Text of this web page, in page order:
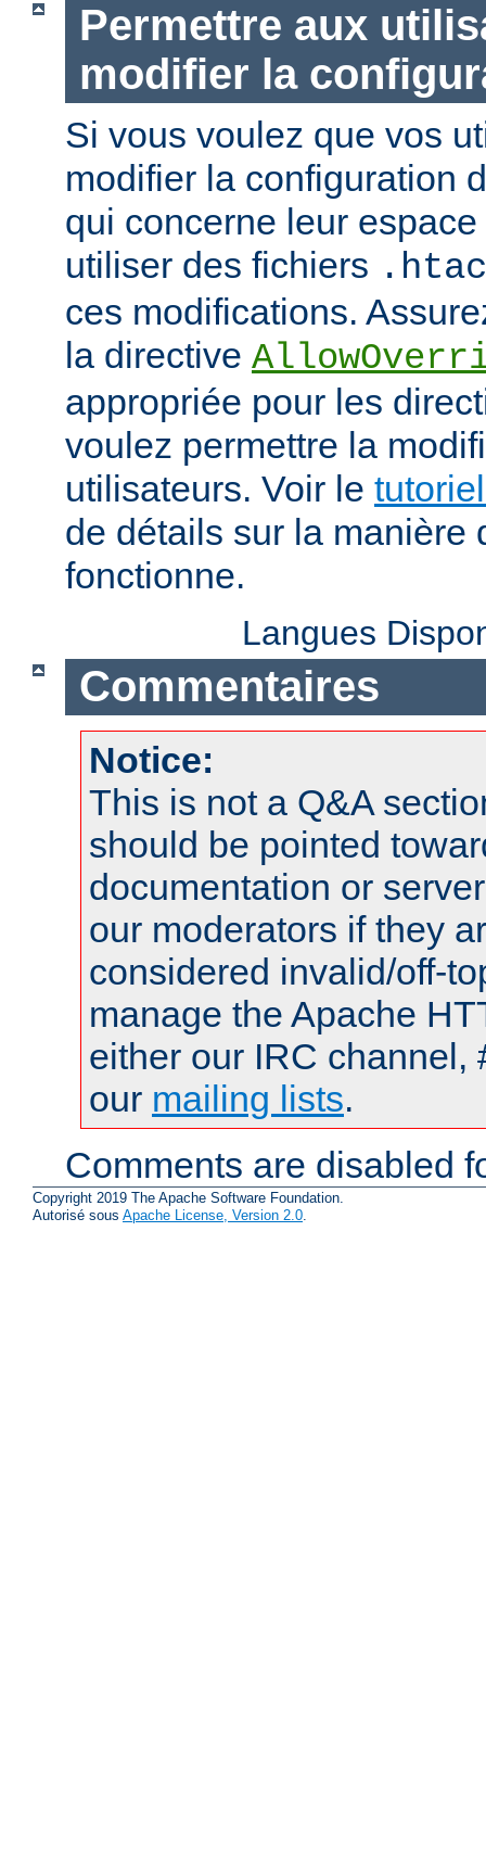
Permettre aux
modifier la
Si vous voulez que vos
modifier la configuration
qui concerne leur
utiliser des fichiers
ces modifications.
la directive
appropriée pour les
voulez permettre la
utilisateurs. Voir le
de détails sur la manière
fonctionne.
Langues
Commentaires
Notice:
This is not a Q&A
should be pointed
documentation or
our moderators if they
considered invalid/off-
manage the Apache
either our IRC channel,
our mailing lists.
Comments are disabled
Copyright 2019 The Apache Software Foundation.
Autorisé sous Apache License, Version 2.0.